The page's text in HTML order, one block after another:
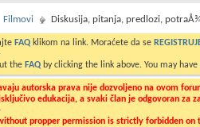
Filmovi Diskusija, pitanja, predlozi,
FAQ klikom na link. Moraćete da se
the FAQ by clicking the link above. You may have
autorska prava nije dozvoljeno na ovom
edukacija, a svaki član je odgovoran za
propper permission is strictly forbidden